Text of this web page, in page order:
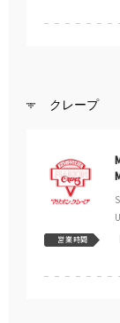
クレープ
営業時間